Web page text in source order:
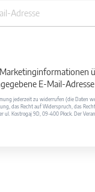
E-Mail-
jederzeit zu widerrufen (die Daten
das Recht auf Widerspruch, das
ul. Kostrogaj 9D, 09-400 Płock. Der